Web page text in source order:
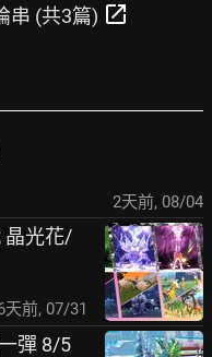
串 (共3篇) open_in_new
2天前, 08/04
晶光花/
天前, 07/31
彈 8/5